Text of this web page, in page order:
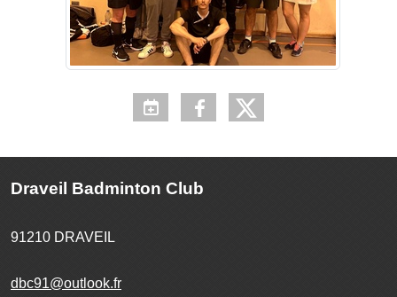
Draveil Badminton Club
91210 DRAVEIL
dbc91@outlook.fr